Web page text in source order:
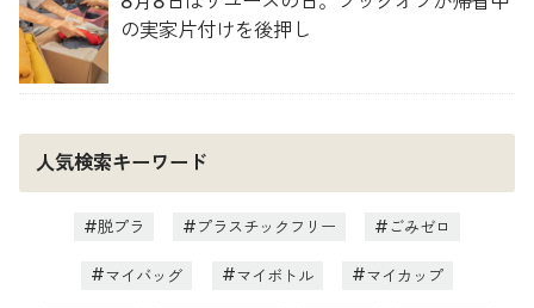
の実家片付けを後押し
人気検索キーワード
脱プラ プラスチックフリー ごみゼロ
マイバッグ マイボトル マイカップ